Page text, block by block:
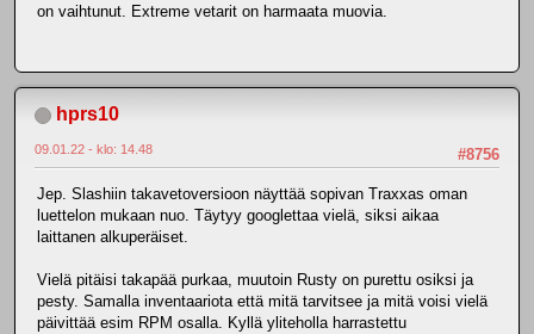
on vaihtunut. Extreme vetarit on harmaata muovia.
hprs10
#8756
09.01.22 - klo: 14.48
Jep. Slashiin takavetoversioon näyttää sopivan Traxxas oman
luettelon mukaan nuo. Täytyy googlettaa vielä, siksi aikaa
laittanen alkuperäiset.
Vielä pitäisi takapää purkaa, muutoin Rusty on purettu osiksi ja
pesty. Samalla inventaariota että mitä tarvitsee ja mitä voisi vielä
päivittää esim RPM osalla. Kyllä yliteholla harrastettu